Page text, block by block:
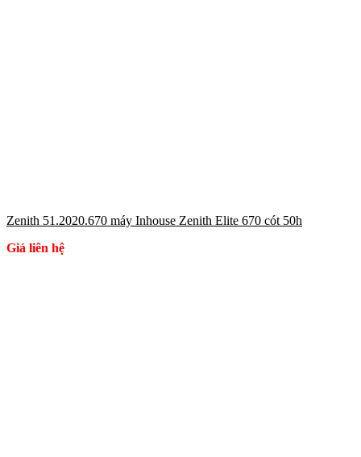
Zenith 51.2020.670 máy Inhouse Zenith Elite 670 cót 50h
Giá liên hệ